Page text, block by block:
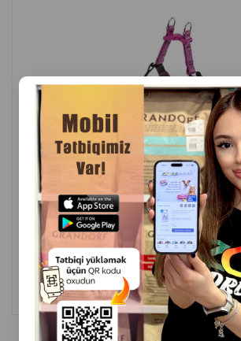
( Отзывы)
Масса Цена
1 шт
32.00
КУПИТЬ